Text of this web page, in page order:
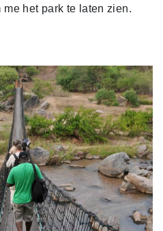
het park te laten zien.